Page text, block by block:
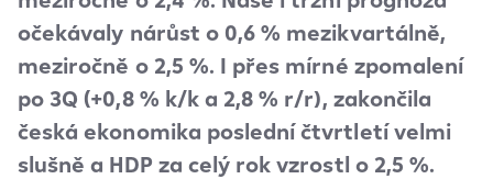
očekávaly nárůst o 0,6 % mezikvartálně,
meziročně o 2,5 %. I přes mírné zpomalení
po 3Q (+0,8 % k/k a 2,8 % r/r), zakončila
česká ekonomika poslední čtvrtletí velmi
slušně a HDP za celý rok vzrostl o 2,5 %.